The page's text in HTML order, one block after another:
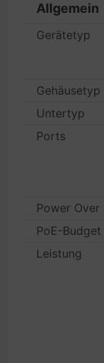
Allgemein
Gerätetyp
Gehäusetyp
Untertyp
Ports
Power Over
PoE-Budget
Leistung